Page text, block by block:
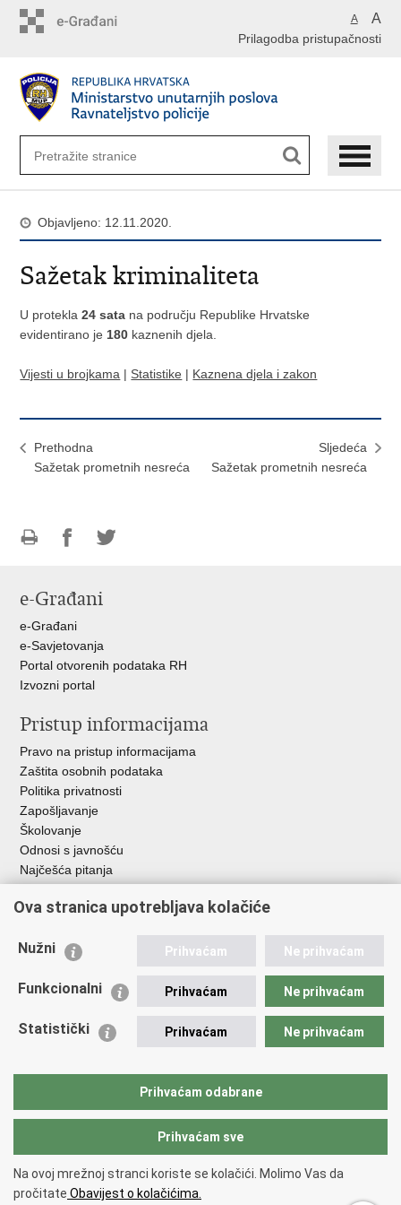
A A
Prilagodba pristupačnosti
Objavljeno: 12.11.2020.
Sažetak kriminaliteta
U protekla 24 sata na području Republike Hrvatske
evidentirano je 180 kaznenih djela.
Vijesti u brojkama | Statistike | Kaznena djela i zakon
Prethodna
Sažetak prometnih nesreća
Sljedeća
Sažetak prometnih nesreća
FacebookuTwitteru
e-Građani
e-Građani
e-Savjetovanja
Portal otvorenih podataka RH
Izvozni portal
Pristup informacijama
Pravo na pristup informacijama
Zaštita osobnih podataka
Politika privatnosti
Zapošljavanje
Školovanje
Odnosi s javnošću
Najčešća pitanja
Važne poveznice
EMN Nacionalna kontaktna točka za Republiku Hrvatsku
Policijska akademija
Zaklada policijske solidarnosti
Sindikati
Copyright © 2026 Ravnateljstvo policije.
Ova stranica upotrebljava kolačiće
Nužni Prihvaćam Ne prihvaćam
Funkcionalni Prihvaćam Ne prihvaćam
Statistički Prihvaćam Ne prihvaćam
Prihvaćam odabrane
Prihvaćam sve
Na ovoj mrežnoj stranci koriste se kolačići. Molimo Vas da
pročitate Obavijest o kolačićima.